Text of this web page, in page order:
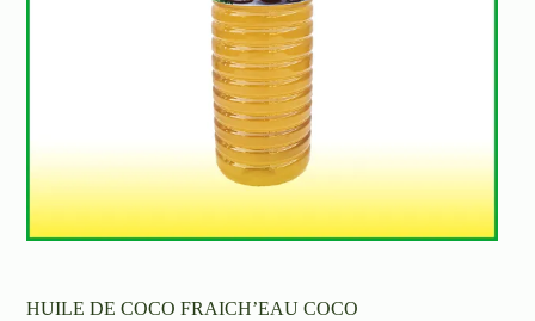
HUILE DE COCO FRAICH’EAU COCO